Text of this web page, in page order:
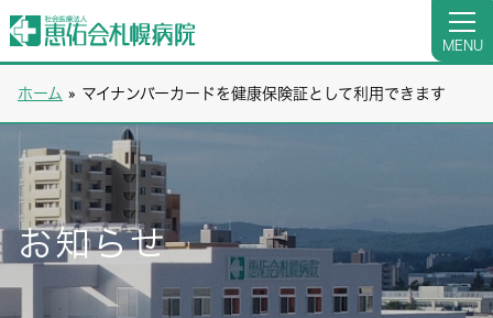
MENU
ホーム » マイナンバーカードを健康保険証として利用できます
お知らせ